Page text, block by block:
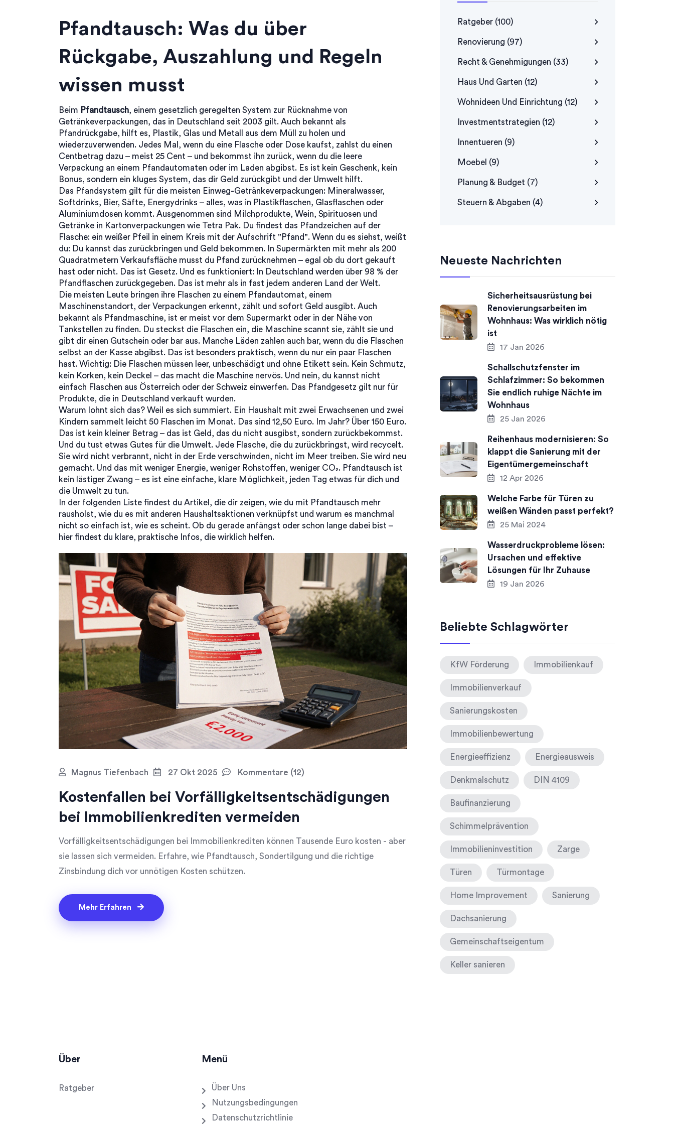
Pfandtausch: Was du über
Rückgabe, Auszahlung und Regeln
wissen musst
Beim Pfandtausch, einem gesetzlich geregelten System zur Rücknahme von
Getränkeverpackungen, das in Deutschland seit 2003 gilt. Auch bekannt als
Pfandrückgabe, hilft es, Plastik, Glas und Metall aus dem Müll zu holen und
wiederzuverwenden. Jedes Mal, wenn du eine Flasche oder Dose kaufst, zahlst du einen
Centbetrag dazu – meist 25 Cent – und bekommst ihn zurück, wenn du die leere
Verpackung an einem Pfandautomaten oder im Laden abgibst. Es ist kein Geschenk, kein
Bonus, sondern ein kluges System, das dir Geld zurückgibt und der Umwelt hilft.
Das Pfandsystem gilt für die meisten Einweg-Getränkeverpackungen: Mineralwasser,
Softdrinks, Bier, Säfte, Energydrinks – alles, was in Plastikflaschen, Glasflaschen oder
Aluminiumdosen kommt. Ausgenommen sind Milchprodukte, Wein, Spirituosen und
Getränke in Kartonverpackungen wie Tetra Pak. Du findest das Pfandzeichen auf der
Flasche: ein weißer Pfeil in einem Kreis mit der Aufschrift "Pfand". Wenn du es siehst, weißt
du: Du kannst das zurückbringen und Geld bekommen. In Supermärkten mit mehr als 200
Quadratmetern Verkaufsfläche musst du Pfand zurücknehmen – egal ob du dort gekauft
hast oder nicht. Das ist Gesetz. Und es funktioniert: In Deutschland werden über 98 % der
Pfandflaschen zurückgegeben. Das ist mehr als in fast jedem anderen Land der Welt.
Die meisten Leute bringen ihre Flaschen zu einem Pfandautomat, einem
Maschinenstandort, der Verpackungen erkennt, zählt und sofort Geld ausgibt. Auch
bekannt als Pfandmaschine, ist er meist vor dem Supermarkt oder in der Nähe von
Tankstellen zu finden. Du steckst die Flaschen ein, die Maschine scannt sie, zählt sie und
gibt dir einen Gutschein oder bar aus. Manche Läden zahlen auch bar, wenn du die Flaschen
selbst an der Kasse abgibst. Das ist besonders praktisch, wenn du nur ein paar Flaschen
hast. Wichtig: Die Flaschen müssen leer, unbeschädigt und ohne Etikett sein. Kein Schmutz,
kein Korken, kein Deckel – das macht die Maschine nervös. Und nein, du kannst nicht
einfach Flaschen aus Österreich oder der Schweiz einwerfen. Das Pfandgesetz gilt nur für
Produkte, die in Deutschland verkauft wurden.
Warum lohnt sich das? Weil es sich summiert. Ein Haushalt mit zwei Erwachsenen und zwei
Kindern sammelt leicht 50 Flaschen im Monat. Das sind 12,50 Euro. Im Jahr? Über 150 Euro.
Das ist kein kleiner Betrag – das ist Geld, das du nicht ausgibst, sondern zurückbekommst.
Und du tust etwas Gutes für die Umwelt. Jede Flasche, die du zurückbringst, wird recycelt.
Sie wird nicht verbrannt, nicht in der Erde verschwinden, nicht im Meer treiben. Sie wird neu
gemacht. Und das mit weniger Energie, weniger Rohstoffen, weniger CO₂. Pfandtausch ist
kein lästiger Zwang – es ist eine einfache, klare Möglichkeit, jeden Tag etwas für dich und
die Umwelt zu tun.
In der folgenden Liste findest du Artikel, die dir zeigen, wie du mit Pfandtausch mehr
rausholst, wie du es mit anderen Haushaltsaktionen verknüpfst und warum es manchmal
nicht so einfach ist, wie es scheint. Ob du gerade anfängst oder schon lange dabei bist –
hier findest du klare, praktische Infos, die wirklich helfen.
Magnus Tiefenbach 27 Okt 2025 Kommentare (12)
Kostenfallen bei Vorfälligkeitsentschädigungen
bei Immobilienkrediten vermeiden
Vorfälligkeitsentschädigungen bei Immobilienkrediten können Tausende Euro kosten - aber
sie lassen sich vermeiden. Erfahre, wie Pfandtausch, Sondertilgung und die richtige
Zinsbindung dich vor unnötigen Kosten schützen.
Mehr Erfahren
Ratgeber (100)
Renovierung (97)
Recht & Genehmigungen (33)
Haus Und Garten (12)
Wohnideen Und Einrichtung (12)
Investmentstrategien (12)
Innentueren (9)
Moebel (9)
Planung & Budget (7)
Steuern & Abgaben (4)
Neueste Nachrichten
Sicherheitsausrüstung bei
Renovierungsarbeiten im
Wohnhaus: Was wirklich nötig
ist
17 Jan 2026
Schallschutzfenster im
Schlafzimmer: So bekommen
Sie endlich ruhige Nächte im
Wohnhaus
25 Jan 2026
Reihenhaus modernisieren: So
klappt die Sanierung mit der
Eigentümergemeinschaft
12 Apr 2026
Welche Farbe für Türen zu
weißen Wänden passt perfekt?
25 Mai 2024
Wasserdruckprobleme lösen:
Ursachen und effektive
Lösungen für Ihr Zuhause
19 Jan 2026
Beliebte Schlagwörter
KfW Förderung Immobilienkauf
Immobilienverkauf
Sanierungskosten
Immobilienbewertung
Energieeffizienz Energieausweis
Denkmalschutz DIN 4109
Baufinanzierung
Schimmelprävention
Immobilieninvestition Zarge
Türen Türmontage
Home Improvement Sanierung
Dachsanierung
Gemeinschaftseigentum
Keller sanieren
Über
Ratgeber
Menü
Über Uns
Nutzungsbedingungen
Datenschutzrichtlinie